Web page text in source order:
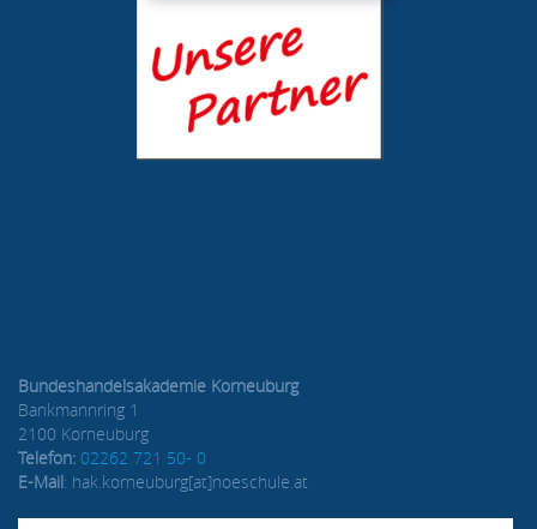
Bundeshandelsakademie Korneuburg
Bankmannring 1
2100 Korneuburg
Telefon: 02262 721 50- 0
E-Mail: hak.korneuburg[at]noeschule.at